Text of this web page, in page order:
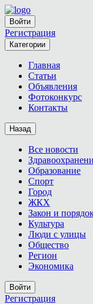
Войти
Регистрация
Категории
Главная
Статьи
Объявления
Фотоконкурс
Контакты
Назад
Все новости
Образование
Спорт
Город
ЖКХ
Закон и
Культура
Люди с улицы
Общество
Регион
Экономика
Войти
Регистрация